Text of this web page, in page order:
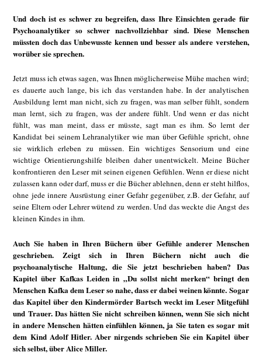
Und doch ist es schwer zu begreifen, dass Ihre Einsichten gerade für
Psychoanalytiker so schwer nachvollziehbar sind. Diese Menschen
müssten doch das Unbewusste kennen und besser als andere verstehen,
worüber sie sprechen.
Jetzt muss ich etwas sagen, was Ihnen möglicherweise Mühe machen wird;
es dauerte auch lange, bis ich das verstanden habe. In der analytischen
Ausbildung lernt man nicht, sich zu fragen, was man selber fühlt, sondern
man lernt, sich zu fragen, was der andere fühlt. Und wenn er das nicht
fühlt, was man meint, dass er müsste, sagt man es ihm. So lernt der
Kandidat bei seinem Lehranalytiker wie man über Gefühle spricht, ohne
sie wirklich erleben zu müssen. Ein wichtiges Sensorium und eine
wichtige Orientierungshilfe bleiben daher unentwickelt. Meine Bücher
konfrontieren den Leser mit seinen eigenen Gefühlen. Wenn er diese nicht
zulassen kann oder darf, muss er die Bücher ablehnen, denn er steht hilflos,
ohne jede innere Ausrüstung einer Gefahr gegenüber, z.B. der Gefahr, auf
seine Eltern oder Lehrer wütend zu werden. Und das weckte die Angst des
kleinen Kindes in ihm.
Auch Sie haben in Ihren Büchern über Gefühle anderer Menschen
geschrieben. Zeigt sich in Ihren Büchern nicht auch die
psychoanalytische Haltung, die Sie jetzt beschrieben haben? Das
Kapitel über Kafkas Leiden in „Du sollst nicht merken“ bringt den
Menschen Kafka dem Leser so nahe, dass er dabei weinen könnte. Sogar
das Kapitel über den Kindermörder Bartsch weckt im Leser Mitgefühl
und Trauer. Das hätten Sie nicht schreiben können, wenn Sie sich nicht
in andere Menschen hätten einfühlen können, ja Sie taten es sogar mit
dem Kind Adolf Hitler. Aber nirgends schrieben Sie ein Kapitel über
sich selbst, über Alice Miller.